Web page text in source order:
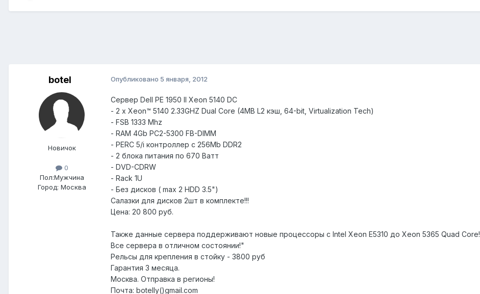
botel
Новичок
0
Пол:Мужчина
Город: Москва
Опубликовано 5 января, 2012
Сервер Dell PE 1950 II Xeon 5140 DC
- 2 x Xeon™ 5140 2.33GHZ Dual Core (4MB L2 кэш, 64-bit, Virtualization Tech)
- FSB 1333 Mhz
- RAM 4Gb PC2-5300 FB-DIMM
- PERC 5/i контроллер c 256Mb DDR2
- 2 блока питания по 670 Ватт
- DVD-CDRW
- Rack 1U
- Без дисков ( max 2 HDD 3.5")
Салазки для дисков 2шт в комплекте!!!
Цена: 20 800 руб.
Также данные сервера поддерживают новые процессоры c Intel Xeon E5310 до Xeon 5365 Quad Core!
Все сервера в отличном состоянии!"
Рельсы для крепления в стойку - 3800 руб
Гарантия 3 месяца.
Москва. Отправка в регионы!
Почта: botelly()gmail.com